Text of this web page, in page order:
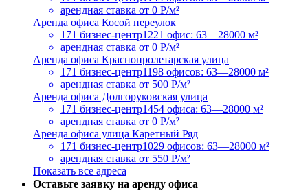
арендная ставка от 0 Р/м²
Аренда офиса Косой переулок
171 бизнес-центр1221 офис: 63—28000 м²
арендная ставка от 0 Р/м²
Аренда офиса Краснопролетарская улица
171 бизнес-центр1198 офисов: 63—28000 м²
арендная ставка от 500 Р/м²
Аренда офиса Долгоруковская улица
171 бизнес-центр1454 офиса: 63—28000 м²
арендная ставка от 0 Р/м²
Аренда офиса улица Каретный Ряд
171 бизнес-центр1029 офисов: 63—28000 м²
арендная ставка от 550 Р/м²
Показать все адреса
Оставьте заявку на аренду офиса